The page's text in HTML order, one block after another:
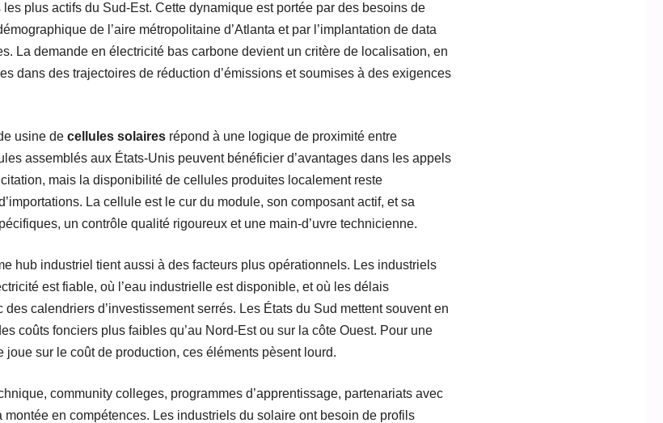
plus actifs du Sud-Est. Cette dynamique est portée par des besoins de
de l’aire métropolitaine d’Atlanta et par l’implantation de data
La demande en électricité bas carbone devient un critère de localisation, en
dans des trajectoires de réduction d’émissions et soumises à des exigences
usine de cellules solaires répond à une logique de proximité entre
assemblés aux États-Unis peuvent bénéficier d’avantages dans les appels
mais la disponibilité de cellules produites localement reste
La cellule est le cur du module, son composant actif, et sa
un contrôle qualité rigoureux et une main-d’uvre technicienne.
hub industriel tient aussi à des facteurs plus opérationnels. Les industriels
est fiable, où l’eau industrielle est disponible, et où les délais
calendriers d’investissement serrés. Les États du Sud mettent souvent en
coûts fonciers plus faibles qu’au Nord-Est ou sur la côte Ouest. Pour une
sur le coût de production, ces éléments pèsent lourd.
community colleges, programmes d’apprentissage, partenariats avec
en compétences. Les industriels du solaire ont besoin de profils